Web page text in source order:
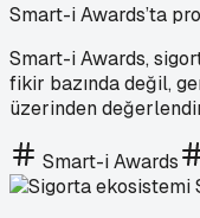
Smart-i Awards’ta
Smart-i Awards,
fikir bazında değil,
üzerinden
Smart-i Awards